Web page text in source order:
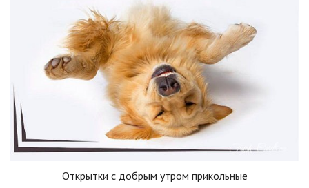
Открытки с добрым утром прикольные